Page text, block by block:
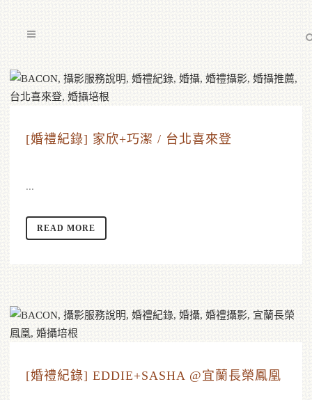
[婚禮紀錄] 家欣+巧潔 / 台北喜來登
...
READ MORE
[婚禮紀錄] EDDIE+SASHA @宜蘭長榮鳳凰